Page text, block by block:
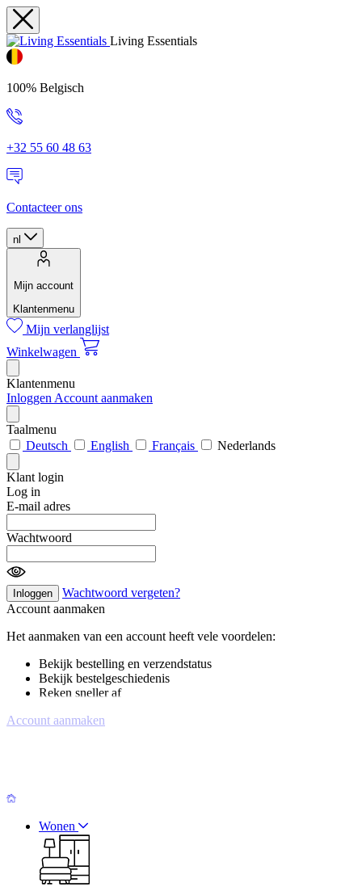
Living Essentials
100% Belgisch
+32 55 60 48 63
Contacteer ons
nl
Mijn account
Klantenmenu
Mijn verlanglijst
Winkelwagen
Klantenmenu
Inloggen Account aanmaken
Taalmenu
Deutsch
English Français Nederlands
Klant login
Log in
E-mail adres
Wachtwoord
Inloggen
Wachtwoord vergeten?
Account aanmaken
Het aanmaken van een account heeft vele voordelen:
Bekijk bestelling en verzendstatus
Bekijk bestelgeschiedenis
Reken sneller af
Account aanmaken
Wonen